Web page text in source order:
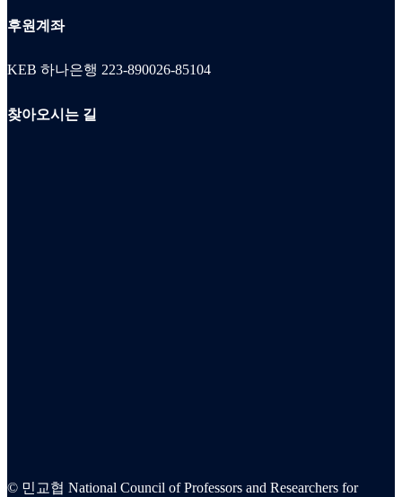
후원계좌
KEB 하나은행 223-890026-85104
찾아오시는 길
© 민교협 National Council of Professors and Researchers for